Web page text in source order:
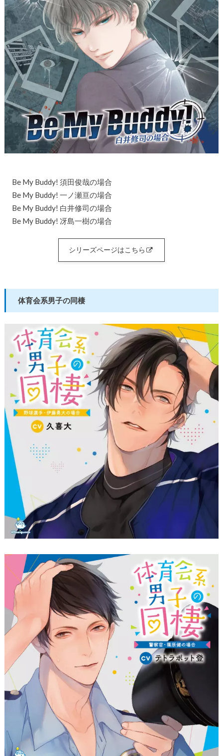
Be My Buddy! 須田俊哉の場合
Be My Buddy! 一ノ瀬亘の場合
Be My Buddy! 白井修司の場合
Be My Buddy! 冴島一樹の場合
シリーズページはこちら
体育会系男子の同棲